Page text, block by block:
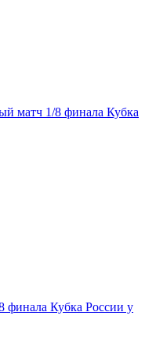
матч 1/8 финала Кубка
финала Кубка России у